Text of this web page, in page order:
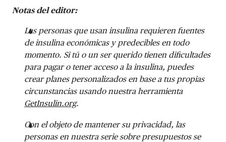
Notas del editor:
Las personas que usan insulina requieren fuentes
de insulina económicas y predecibles en todo
momento. Si tú o un ser querido tienen dificultades
para pagar o tener acceso a la insulina, puedes
crear planes personalizados en base a tus propias
circunstancias usando nuestra herramienta
GetInsulin.org.
Con el objeto de mantener su privacidad, las
personas en nuestra serie sobre presupuestos se